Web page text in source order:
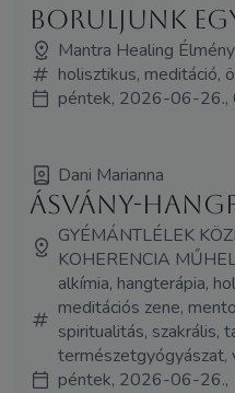
boruljunk
Mantra Healing
holisztikus, meditáció,
péntek, 2026-06-
Dani Marianna
Ásvány-
GYÉMÁNTLÉLEK
KOHERENCIA
alkímia, hangterápia,
meditációs zene,
spiritualitás, szakrális,
természetgyógyászat,
péntek, 2026-06-